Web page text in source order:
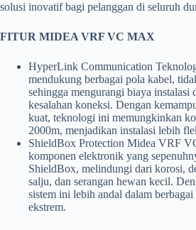
solusi inovatif bagi pelanggan di seluruh
FITUR MIDEA VRF VC MAX
HyperLink Communication
mendukung berbagai pola kabel,
sehingga mengurangi biaya instalasi
kesalahan koneksi. Dengan
kuat, teknologi ini memungkinkan
2000m, menjadikan instalasi lebih
ShieldBox Protection Midea VRF
komponen elektronik yang
ShieldBox, melindungi dari korosi,
salju, dan serangan hewan kecil.
sistem ini lebih andal dalam
ekstrem.